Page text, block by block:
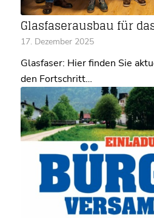
Glasfaserausbau für
17. Dezember 2025
Glasfaser: Hier finden Sie
den Fortschritt…